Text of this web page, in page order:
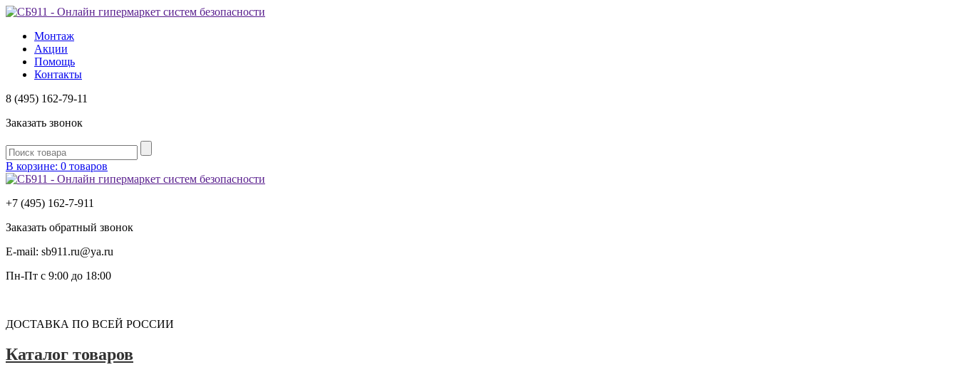
Монтаж
Акции
Помощь
Контакты
8 (495) 162-79-11
Заказать звонок
В корзине: 0 товаров
+7 (495) 162-7-911
Заказать обратный звонок
E-mail: sb911.ru@ya.ru
Пн-Пт с 9:00 до 18:00
ДОСТАВКА ПО ВСЕЙ РОССИИ
Каталог товаров